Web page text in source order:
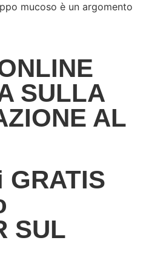
mucoso è un argomento
SULLA
AL
SUL